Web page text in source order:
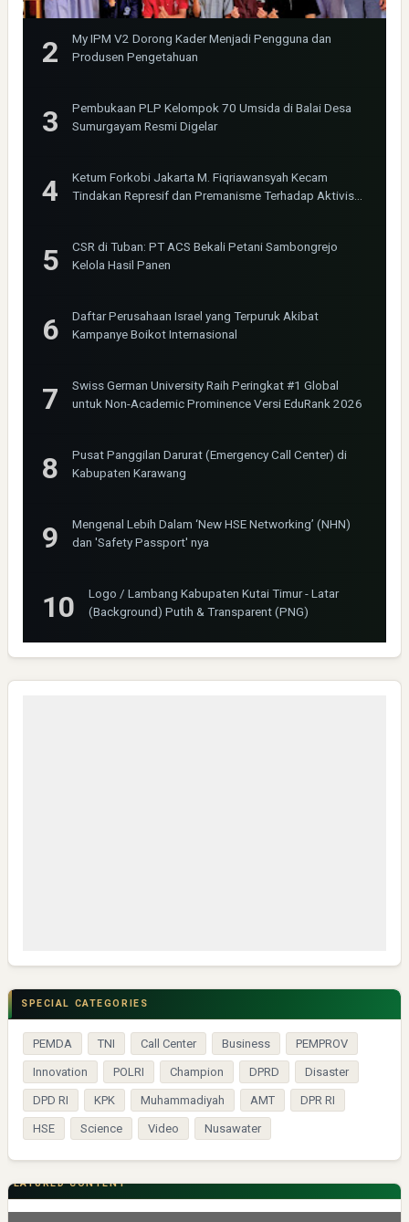
My IPM V2 Dorong Kader Menjadi Pengguna dan
Produsen Pengetahuan
Pembukaan PLP Kelompok 70 Umsida di Balai Desa
Sumurgayam Resmi Digelar
Ketum Forkobi Jakarta M. Fiqriawansyah Kecam
Tindakan Represif dan Premanisme Terhadap Aktivis
CSR di Tuban: PT ACS Bekali Petani Sambongrejo
Kelola Hasil Panen
Daftar Perusahaan Israel yang Terpuruk Akibat
Kampanye Boikot Internasional
Swiss German University Raih Peringkat #1 Global
untuk Non-Academic Prominence Versi EduRank 2026
Pusat Panggilan Darurat (Emergency Call Center) di
Kabupaten Karawang
Mengenal Lebih Dalam ‘New HSE Networking’ (NHN)
dan 'Safety Passport' nya
Logo / Lambang Kabupaten Kutai Timur - Latar
(Background) Putih & Transparent (PNG)
SPECIAL CATEGORIES
PEMDA TNI Call Center Business PEMPROV
Innovation POLRI Champion DPRD Disaster
DPD RI KPK Muhammadiyah AMT DPR RI
HSE Science Video Nusawater
FEATURED CONTENT